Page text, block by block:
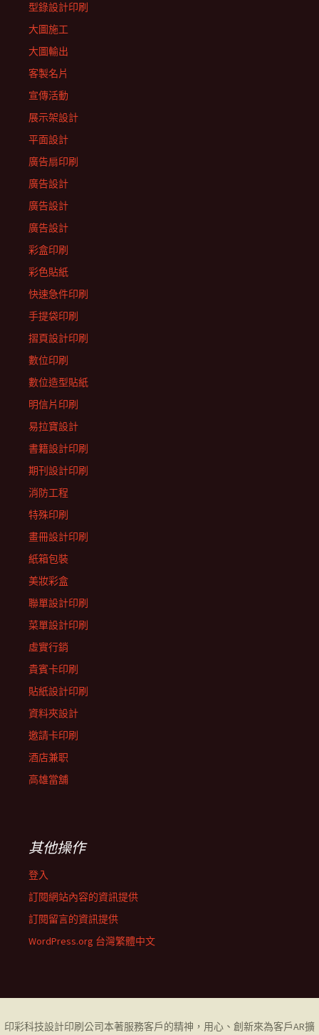
型錄設計印刷
大圖施工
大圖輸出
客製名片
宣傳活動
展示架設計
平面設計
廣告扇印刷
廣告設計
廣告設計
廣告設計
彩盒印刷
彩色貼紙
快速急件印刷
手提袋印刷
摺頁設計印刷
數位印刷
數位造型貼紙
明信片印刷
易拉寶設計
書籍設計印刷
期刊設計印刷
消防工程
特殊印刷
畫冊設計印刷
紙箱包裝
美妝彩盒
聯單設計印刷
菜單設計印刷
虛實行銷
貴賓卡印刷
貼紙設計印刷
資料夾設計
邀請卡印刷
酒店兼职
高雄當舖
其他操作
登入
訂閱網站內容的資訊提供
訂閱留言的資訊提供
WordPress.org 台灣繁體中文
印彩科技設計印刷公司本著服務客戶的精神，用心、創新來為客戶AR擴